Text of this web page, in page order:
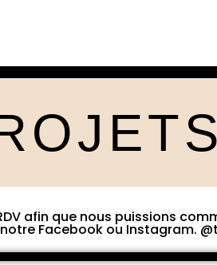
afin que nous puissions
Facebook ou Instagram.